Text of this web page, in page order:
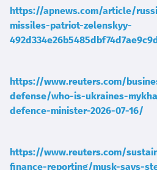
https://apnews.com/article/
missiles-patriot-zelenskyy-
https://www.reuters.com/
defense/who-is-ukraines-
defence-minister-2026-07-16/
https://www.reuters.com/
finance-reporting/musk-says-